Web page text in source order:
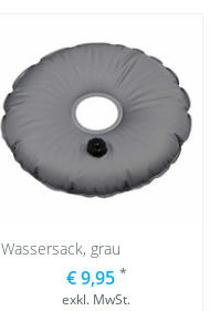
Wassersack, grau
€ 9,95 *
exkl. MwSt.